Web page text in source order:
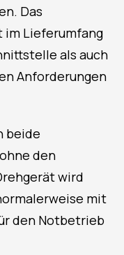
Das
im Lieferumfang
als auch
Anforderungen
beide
den
wird
mit
den Notbetrieb